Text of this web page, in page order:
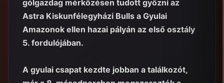
gólgazdag mérkőzésen tudott győzni az
Astra Kiskunfélegyházi Bulls a Gyulai
Amazonok ellen hazai pályán az első osztály
5. fordulójában.
A gyulai csapat kezdte jobban a találkozót,